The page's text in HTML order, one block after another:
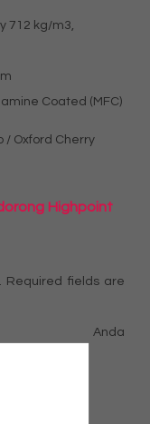
712 kg/m3,
Coated (MFC)
/ Oxford Cherry
Highpoint
Required fields are